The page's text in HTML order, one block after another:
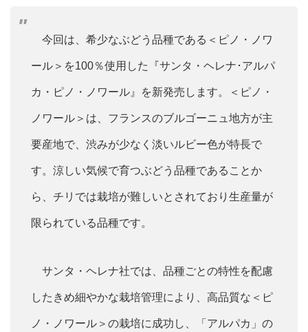
今回は、希少なぶどう品種である＜ピノ・ノワ
ール＞を100％使用した『サンタ・ヘレナ･アルパ
カ・ピノ・ノワール』を新発売します。＜ピノ・
ノワール＞は、フランスのブルゴーニュ地方が主
要産地で、渋みが少なく淡いルビー色が特長で
す。涼しい気候で育つぶどう品種であることか
ら、チリでは栽培が難しいとされており生産量が
限られている品種です。
サンタ・ヘレナ社では、品種ごとの特性を配慮
したきめ細やかな栽培管理により、高品質な＜ピ
ノ・ノワール＞の栽培に成功し、「アルパカ」の